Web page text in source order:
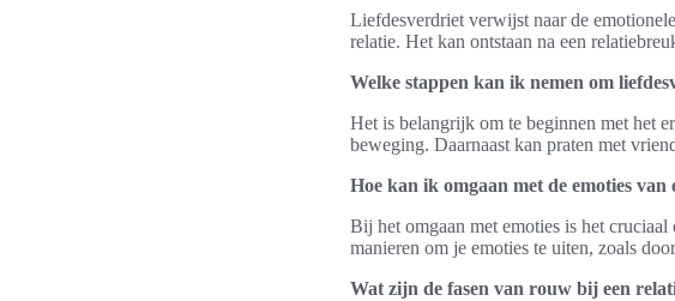
Liefdesverdriet verwijst naar de
relatie. Het kan ontstaan na een
Welke stappen kan ik nemen om
Het is belangrijk om te beginnen met het
beweging. Daarnaast kan praten met
Hoe kan ik omgaan met de emoties van
Bij het omgaan met emoties is het
manieren om je emoties te uiten, zoals
Wat zijn de fasen van rouw bij een